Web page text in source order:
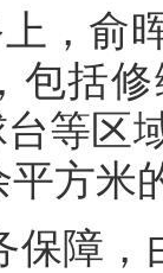
，俞
包括
等区
方米
保障